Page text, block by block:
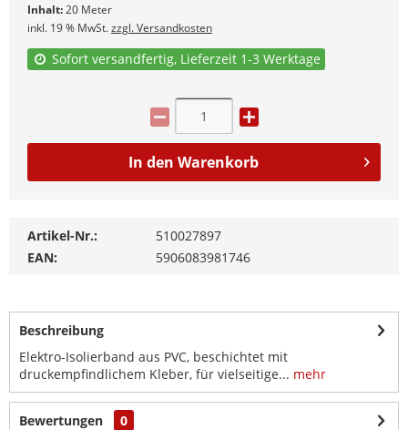
Inhalt:20 Meter
inkl. 19 % MwSt.zzgl. Versandkosten
Sofort versandfertig, Lieferzeit 1-3 Werktage
In den Warenkorb
Artikel-Nr.:
510027897
EAN:
5906083981746
Beschreibung
Elektro-Isolierband aus PVC, beschichtet mit
druckempfindlichem Kleber, für vielseitige... mehr
Bewertungen
0